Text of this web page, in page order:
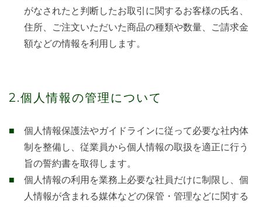
がなされたと判断したお取引に関するお客様の氏名、
住所、ご注文いただいた商品の種類や数量、ご請求金
額などの情報を利用します。
2.個人情報の管理について
個人情報保護法やガイドラインに従って必要な社内体
制を整備し、従業員から個人情報の取扱を適正に行う
旨の誓約書を取得します。
個人情報の利用を業務上必要な社員だけに制限し、個
人情報が含まれる媒体などの保管・管理などに関する